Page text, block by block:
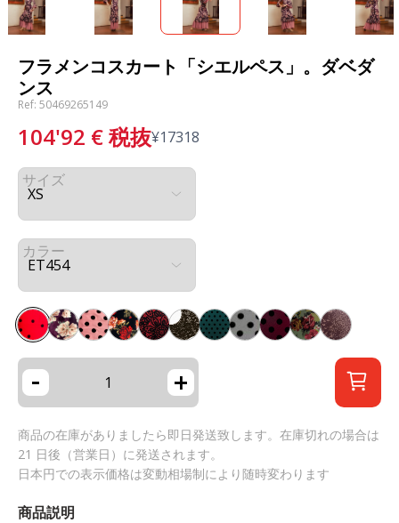
フラメンコスカート「シエルペス」。ダベダ
ンス
Ref: 50469265149
104'92 €税抜¥17318
サイズ
カラー
- +
商品の在庫がありましたら即日発送致します。在庫切れの場合は
21 日後（営業日）に発送されます。
日本円での表示価格は変動相場制により随時変わります
商品説明